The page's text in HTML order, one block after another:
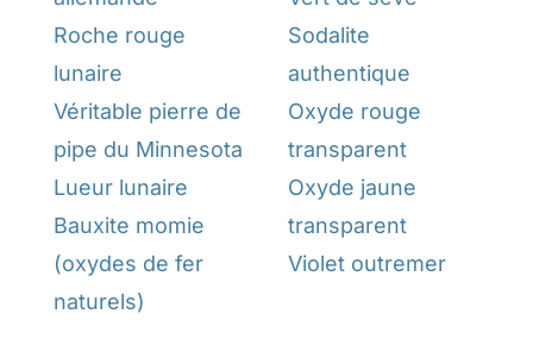
Roche rouge
lunaire
Véritable pierre de
pipe du Minnesota
Lueur lunaire
Bauxite momie
(oxydes de fer
naturels)
Sodalite
authentique
Oxyde rouge
transparent
Oxyde jaune
transparent
Violet outremer